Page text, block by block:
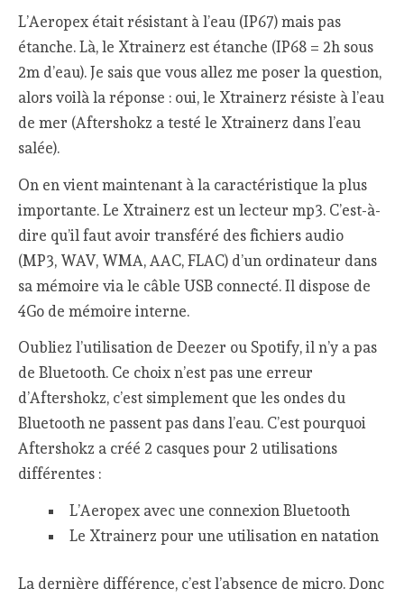
L’Aeropex était résistant à l’eau (IP67) mais pas
étanche. Là, le Xtrainerz est étanche (IP68 = 2h sous
2m d’eau). Je sais que vous allez me poser la question,
alors voilà la réponse : oui, le Xtrainerz résiste à l’eau
de mer (Aftershokz a testé le Xtrainerz dans l’eau
salée).
On en vient maintenant à la caractéristique la plus
importante. Le Xtrainerz est un lecteur mp3. C’est-à-
dire qu’il faut avoir transféré des fichiers audio
(MP3, WAV, WMA, AAC, FLAC) d’un ordinateur dans
sa mémoire via le câble USB connecté. Il dispose de
4Go de mémoire interne.
Oubliez l’utilisation de Deezer ou Spotify, il n’y a pas
de Bluetooth. Ce choix n’est pas une erreur
d’Aftershokz, c’est simplement que les ondes du
Bluetooth ne passent pas dans l’eau. C’est pourquoi
Aftershokz a créé 2 casques pour 2 utilisations
différentes :
L’Aeropex avec une connexion Bluetooth
Le Xtrainerz pour une utilisation en natation
La dernière différence, c’est l’absence de micro. Donc